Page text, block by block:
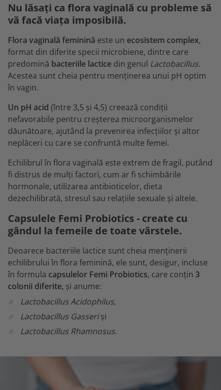
Nu lăsați ca flora vaginală cu probleme să
vă facă viața imposibilă.
Flora vaginală feminină este un ecosistem complex,
format din diferite specii microbiene, dintre care
predomină bacteriile lactice din genul Lactobacillus.
Acestea sunt cheia pentru menținerea unui pH optim
în vagin.
Un pH acid (între 3,5 și 4,5) creează condiții
nefavorabile pentru creșterea microorganismelor
dăunătoare, ajutând la prevenirea infecțiilor și altor
neplăceri cu care se confruntă multe femei.
Echilibrul în flora vaginală este extrem de fragil, putând
fi distrus de mulți factori, cum ar fi schimbările
hormonale, utilizarea antibioticelor, dieta
dezechilibrată, stresul sau relațiile sexuale și altele.
Capsulele Femi Probiotics - create cu
gândul la femeile de toate vârstele.
Deoarece bacteriile lactice sunt cheia menținerii
echilibrului în flora feminină, ele sunt, desigur, incluse
în formula capsulelor Femi Probiotics, care conțin 3
colonii diferite, și anume:
Lactobacillus Acidophilus,
Lactobacillus Gasseriși
Lactobacillus Rhamnosus.